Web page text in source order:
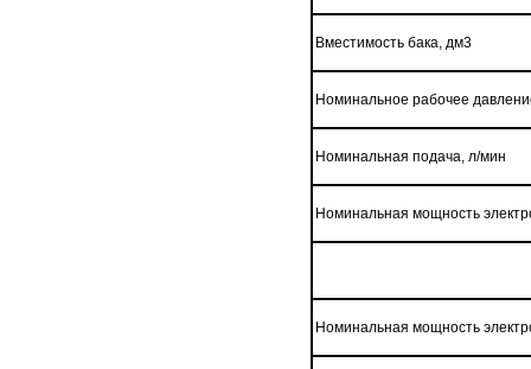
Вместимость бака, дм3
Номинальное рабочее
Номинальная подача, л/мин
Номинальная мощность
Номинальная мощность